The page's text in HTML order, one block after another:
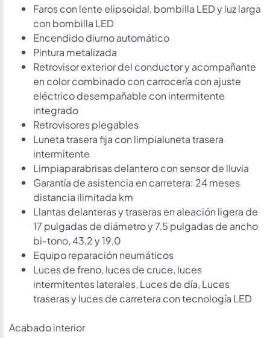
Faros con lente elipsoidal, bombilla LED y luz larga
con bombilla LED
Encendido diurno automático
Pintura metalizada
Retrovisor exterior del conductor y acompañante
en color combinado con carrocería con ajuste
eléctrico desempañable con intermitente
integrado
Retrovisores plegables
Luneta trasera fija con limpialuneta trasera
intermitente
Limpiaparabrisas delantero con sensor de lluvia
Garantía de asistencia en carretera: 24 meses
distancia ilimitada km
Llantas delanteras y traseras en aleación ligera de
17 pulgadas de diámetro y 7,5 pulgadas de ancho
bi-tono, 43,2 y 19,0
Equipo reparación neumáticos
Luces de freno, luces de cruce, luces
intermitentes laterales, Luces de día, Luces
traseras y luces de carretera con tecnología LED
Acabado interior